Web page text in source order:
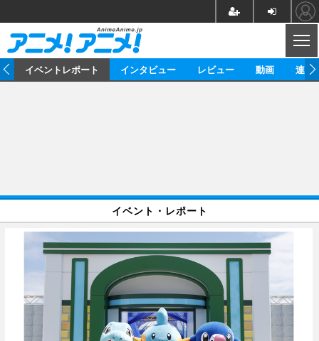
イベント 海外
海外イベント ビジネス
俳優・タレント アーティスト
ビジネス
レビュー
アニメ 実写
書評 イベント
ゲーム 座談会
動画
アニメ 映画/ドラマ
アニメ！アニメ！TV ABEMA Cafe
連載・コラム
イベントレポート インタビュー レビュー 動画 連載
イベント・レポート